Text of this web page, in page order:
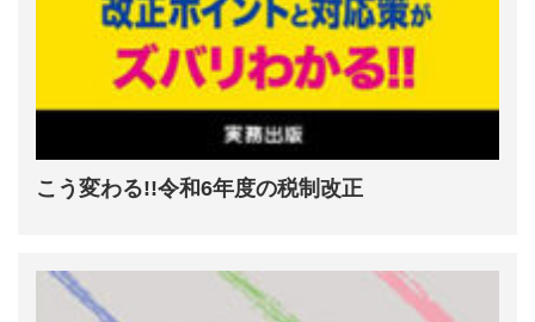
こう変わる!!令和6年度の税制改正